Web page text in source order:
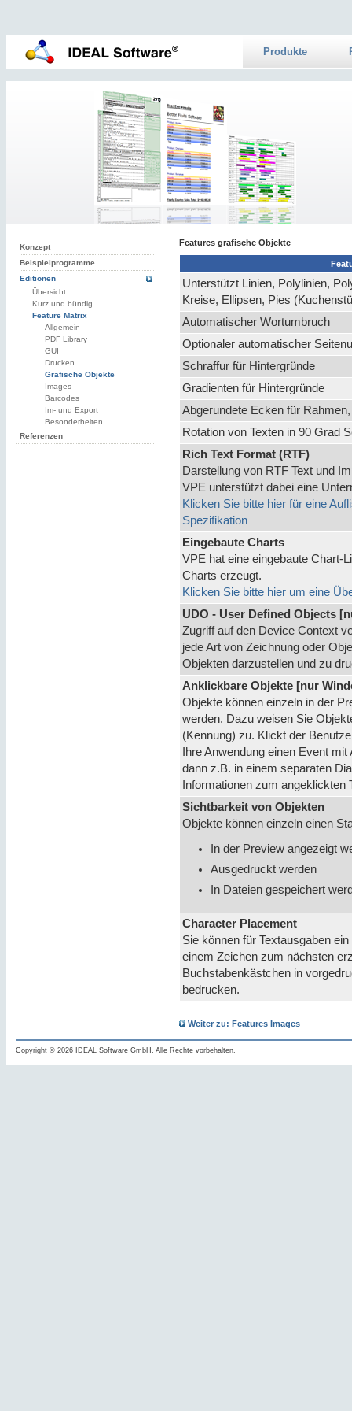
Produkte
Konzept
Beispielprogramme
Editionen
Übersicht
Kurz und bündig
Feature Matrix
Allgemein
PDF Library
GUI
Drucken
Grafische Objekte
Images
Barcodes
Im- und Export
Besonderheiten
Referenzen
Features grafische Objekte
Unterstützt Linien, Polylinien,
Kreise, Ellipsen, Pies
Automatischer Wortumbruch
Optionaler automatischer
Schraffur für Hintergründe
Gradienten für Hintergründe
Abgerundete Ecken für
Rotation von Texten in 90 Grad
Rich Text Format (RTF)
Darstellung von RTF Text und
VPE unterstützt dabei eine
Klicken Sie bitte hier für eine
Spezifikation
Eingebaute Charts
VPE hat eine eingebaute Chart-
Charts erzeugt.
Klicken Sie bitte hier um eine
UDO - User Defined Objects
Zugriff auf den Device Context
jede Art von Zeichnung oder
Objekten darzustellen und zu
Anklickbare Objekte [nur
Objekte können einzeln in der
werden. Dazu weisen Sie
(Kennung) zu. Klickt der
Ihre Anwendung einen Event
dann z.B. in einem separaten
Informationen zum angeklickten
Sichtbarkeit von Objekten
Objekte können einzeln einen
In der Preview angezeigt
Ausgedruckt werden
In Dateien gespeichert
Character Placement
Sie können für Textausgaben
einem Zeichen zum nächsten
Buchstabenkästchen in
bedrucken.
Weiter zu: Features Images
Copyright © 2026 IDEAL Software GmbH. Alle Rechte vorbehalten.